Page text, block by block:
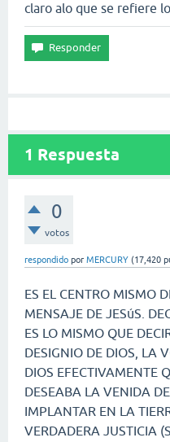
claro alo que se refiere
1 Respuesta
0
votos
respondido por MERCURY (17,420
ES EL CENTRO MISMO
MENSAJE DE JESúS.
ES LO MISMO QUE
DESIGNIO DE DIOS, LA
DIOS EFECTIVAMENTE
DESEABA LA VENIDA
IMPLANTAR EN LA
VERDADERA JUSTICIA